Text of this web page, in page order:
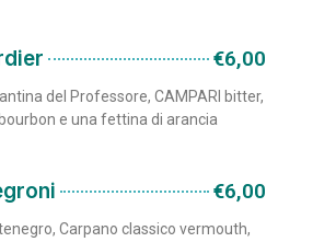
€6,00
del Professore, CAMPARI bitter,
e una fettina di arancia
€6,00
Carpano classico vermouth,